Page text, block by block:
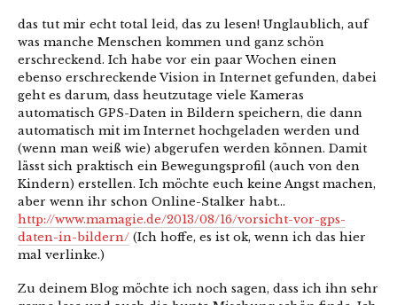
das tut mir echt total leid, das zu lesen! Unglaublich, auf
was manche Menschen kommen und ganz schön
erschreckend. Ich habe vor ein paar Wochen einen
ebenso erschreckende Vision in Internet gefunden, dabei
geht es darum, dass heutzutage viele Kameras
automatisch GPS-Daten in Bildern speichern, die dann
automatisch mit im Internet hochgeladen werden und
(wenn man weiß wie) abgerufen werden können. Damit
lässt sich praktisch ein Bewegungsprofil (auch von den
Kindern) erstellen. Ich möchte euch keine Angst machen,
aber wenn ihr schon Online-Stalker habt…
http://www.mamagie.de/2013/08/16/vorsicht-vor-gps-
daten-in-bildern/ (Ich hoffe, es ist ok, wenn ich das hier
mal verlinke.)
Zu deinem Blog möchte ich noch sagen, dass ich ihn sehr